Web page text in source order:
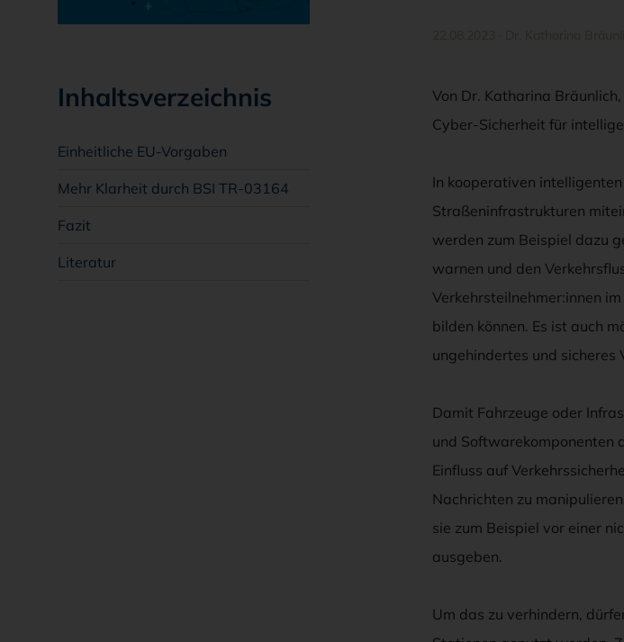
Inhaltsverzeichnis
Einheitliche EU-Vorgaben
Mehr Klarheit durch BSI TR-03164
Fazit
Literatur
Von Dr. Katharina
Cyber-Sicherheit für
In kooperativen
Straßeninfrastrukturen
werden zum Beispiel dazu
warnen und den
Verkehrsteilnehmer:innen
bilden können. Es ist auch
ungehindertes und sicheres
Damit Fahrzeuge oder
und Softwarekomponenten
Einfluss auf
Nachrichten zu
sie zum Beispiel vor einer
ausgeben.
Um das zu verhindern,